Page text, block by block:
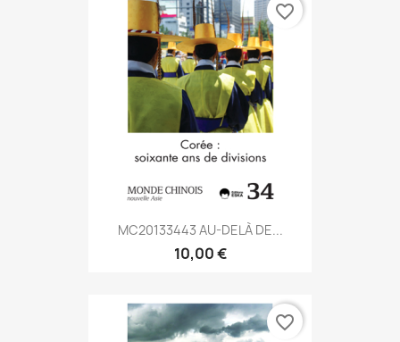
MC20133443 AU-DELÀ DE...
10,00 €
favorite_border
favorite_border